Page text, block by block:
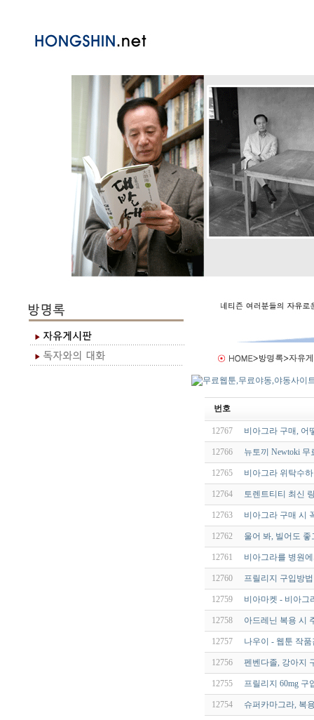
번호
12767 비아그라 구매, 어
12766 뉴토끼 Newtoki
12765 비아그라 위탁수
12764 토렌트티티 최신
12763 비아그라 구매 시
12762 울어 봐, 빌어도 좋
12761 비아그라를 병원
12760 프릴리지 구입방
12759 비아마켓 - 비아
12758 아드레닌 복용 시
12757 나우이 - 웹툰 작
12756 펜벤다졸, 강아지
12755 프릴리지 60mg
12754 슈퍼카마그라, 복